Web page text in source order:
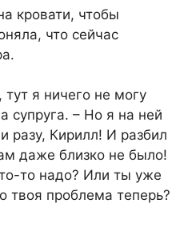
кровати, чтобы
что сейчас
я ничего не могу
супруга. – Но я на ней
разу, Кирилл! И разбил
даже близко не было!
то надо? Или ты уже
твоя проблема теперь?